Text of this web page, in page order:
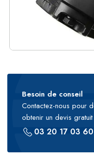
Besoin de conseil
Contactez-nous pour
obtenir un devis gratuit
03 20 17 03 60